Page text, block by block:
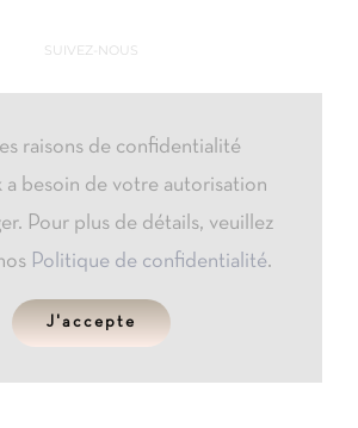
SUIVEZ-NOUS
raisons de confidentialité
a besoin de votre autorisation
Pour plus de détails, veuillez
Politique de confidentialité.
J'accepte